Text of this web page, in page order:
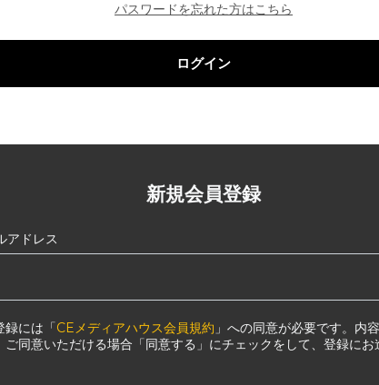
パスワードを忘れた方はこちら
ログイン
新規会員登録
アドレス
録には「CEメディアハウス会員規約 」への同意が必要です。内
ご同意いただける場合「同意する」にチェックをして、登録にお